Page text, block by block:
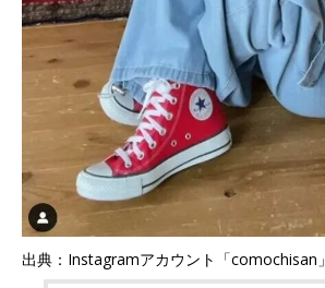
出典：Instagramアカウント「comochisan」